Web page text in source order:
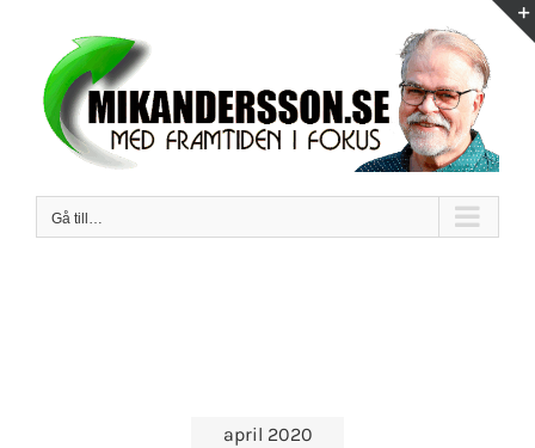
innehållet
Gå till…
april 2020